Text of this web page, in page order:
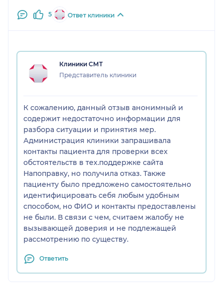
встречаются.
2) вопросы от пациента, связанные со
работы, а не как вопрос с целью понять смысл
назначаемых анализов и выбор методики
исследования. Для меня это признак
ответ на свои вопросы. Сервис
Отдельное замечание колл-центру СМТ за совет
обратиться к этому специалисту, просто потому
что прием выпадал на удобное время. На мой
взгляд, это уровень обслуживания городской
поликлиники, и он не соответствует репутации
учреждения, портит отношение к другим
замечательным докторам, которые здесь
работают и уж тем более не может стоить
аналогично услугам других специалистов
клиники.
Оценка поставлена на основании конкретных
замечаний по работе и желании помочь в
5 Ответ клиники
Клиники СМТ
Представитель клиники
К сожалению, данный отзыв анонимный и
содержит недостаточно информации для
разбора ситуации и принятия мер.
Администрация клиники запрашивала
контакты пациента для проверки всех
обстоятельств в тех.поддержке сайта
Напоправку, но получила отказ. Также
пациенту было предложено самостоятельно
идентифицировать себя любым удобным
способом, но ФИО и контакты предоставлены
не были. В связи с чем, считаем жалобу не
вызывающей доверия и не подлежащей
рассмотрению по существу.
Ответить